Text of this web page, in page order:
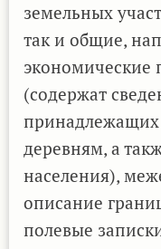
земельных
так и общие,
экономические
(содержат
деревням, а
населения),
описание
полевые